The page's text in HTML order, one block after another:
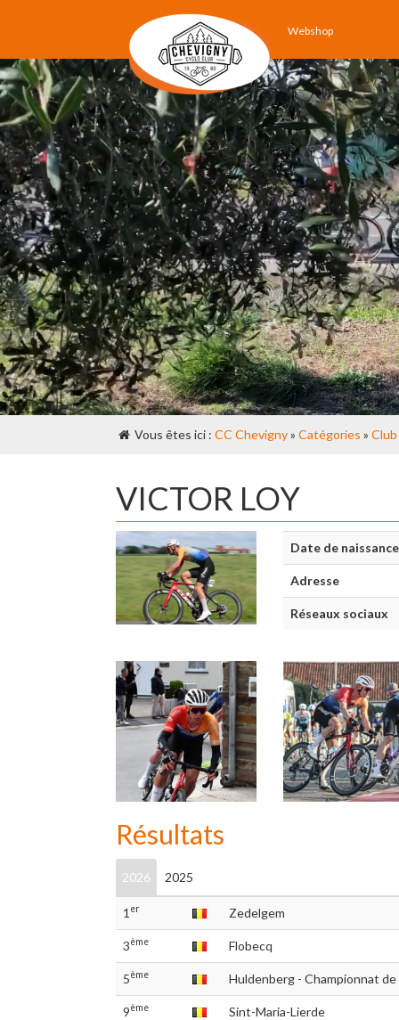
Webshop
Vous êtes ici : CC Chevigny» Catégories » Club
VICTOR LOY
Date de naissance
Adresse
Réseaux sociaux
Résultats
2026 2025
1 er Zedelgem
3ème Flobecq
5ème Huldenberg - Championnat
9ème Sint-Maria-Lierde